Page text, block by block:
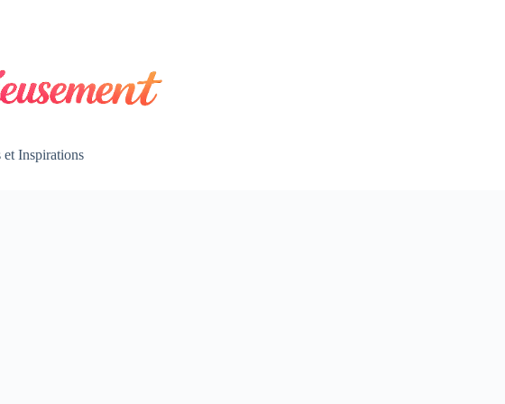
et Inspirations